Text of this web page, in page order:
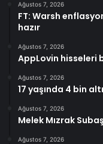
Ağustos 7, 2026
FT: Warsh
hazır
Ağustos 7, 2026
AppLovin hisseleri
Ağustos 7, 2026
17 yaşında 4 bin
Ağustos 7, 2026
Melek Mızrak
Ağustos 7, 2026